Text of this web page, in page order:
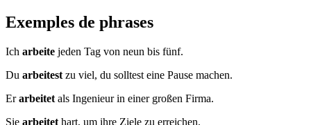
Exemples de phrases
Ich arbeite jeden Tag von neun bis fünf.
Du arbeitest zu viel, du solltest eine Pause machen.
Erarbeitet als Ingenieur in einer großen Firma.
Sie arbeitet hart, um ihre Ziele zu erreichen.